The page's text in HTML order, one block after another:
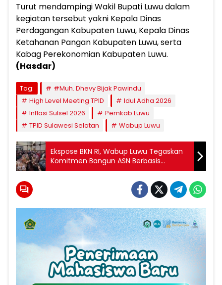
Turut mendampingi Wakil Bupati Luwu dalam
kegiatan tersebut yakni Kepala Dinas
Perdagangan Kabupaten Luwu, Kepala Dinas
Ketahanan Pangan Kabupaten Luwu, serta
Kabag Perekonomian Kabupaten Luwu.
(Hasdar)
Tag:
#Muh. Dhevy Bijak Pawindu
High Level Meeting TPID
Idul Adha 2026
Inflasi Sulsel 2026
Pemkab Luwu
TPID Sulawesi Selatan
Wabup Luwu
Ekspose BKN RI, Wabup Luwu Tegaskan
Komitmen Bangun ASN Berbasis
Kompetensi